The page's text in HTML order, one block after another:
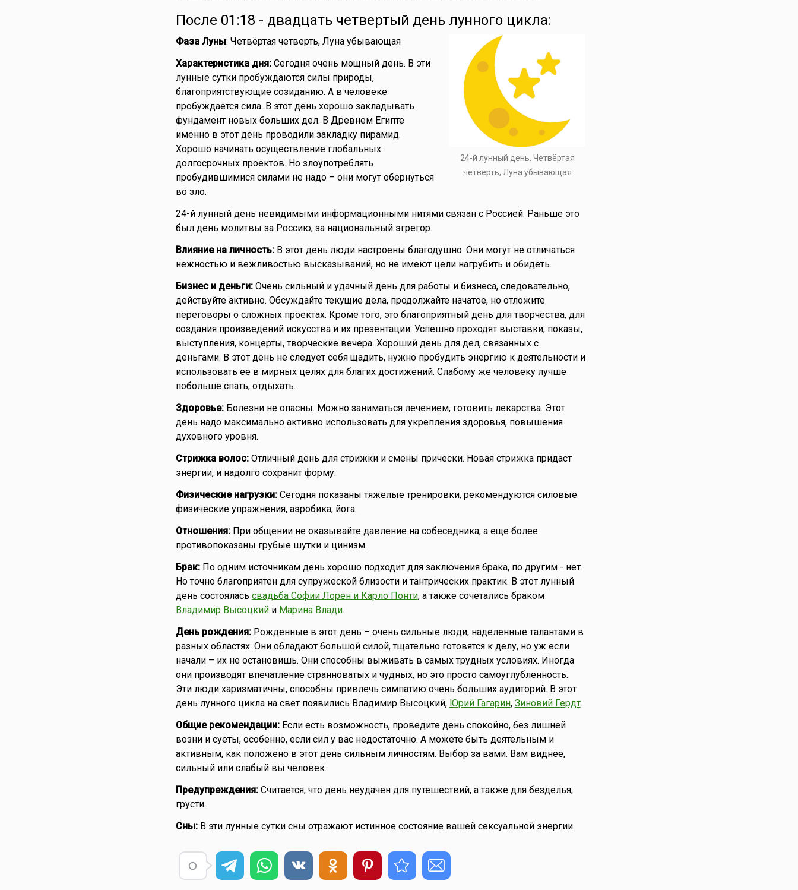
После 01:18 - двадцать четвертый день лунного цикла:
24-й лунный день. Четвёртая
четверть, Луна убывающая
Фаза Луны: Четвёртая четверть, Луна убывающая
Характеристика дня:Сегодня очень мощный день. В эти
лунные сутки пробуждаются силы природы,
благоприятствующие созиданию. А в человеке
пробуждается сила. В этот день хорошо закладывать
фундамент новых больших дел. В Древнем Египте
именно в этот день проводили закладку пирамид.
Хорошо начинать осуществление глобальных
долгосрочных проектов. Но злоупотреблять
пробудившимися силами не надо – они могут обернуться
во зло.
24-й лунный день невидимыми информационными нитями связан с Россией. Раньше это
был день молитвы за Россию, за национальный эгрегор.
Влияние на личность:В этот день люди настроены благодушно. Они могут не отличаться
нежностью и вежливостью высказываний, но не имеют цели нагрубить и обидеть.
Бизнес и деньги:Очень сильный и удачный день для работы и бизнеса, следовательно,
действуйте активно. Обсуждайте текущие дела, продолжайте начатое, но отложите
переговоры о сложных проектах. Кроме того, это благоприятный день для творчества, для
создания произведений искусства и их презентации. Успешно проходят выставки, показы,
выступления, концерты, творческие вечера. Хороший день для дел, связанных с
деньгами. В этот день не следует себя щадить, нужно пробудить энергию к деятельности и
использовать ее в мирных целях для благих достижений. Слабому же человеку лучше
побольше спать, отдыхать.
Здоровье:Болезни не опасны. Можно заниматься лечением, готовить лекарства. Этот
день надо максимально активно использовать для укрепления здоровья, повышения
духовного уровня.
Стрижка волос:Отличный день для стрижки и смены прически. Новая стрижка придаст
энергии, и надолго сохранит форму.
Физические нагрузки:Сегодня показаны тяжелые тренировки, рекомендуются силовые
физические упражнения, аэробика, йога.
Отношения:При общении не оказывайте давление на собеседника, а еще более
противопоказаны грубые шутки и цинизм.
Брак:По одним источникам день хорошо подходит для заключения брака, по другим - нет.
Но точно благоприятен для супружеской близости и тантрических практик. В этот лунный
день состоялась свадьба Софии Лорен и Карло Понти, а также сочетались браком
Владимир Высоцкийи Марина Влади.
День рождения:Рожденные в этот день – очень сильные люди, наделенные талантами в
разных областях. Они обладают большой силой, тщательно готовятся к делу, но уж если
начали – их не остановишь. Они способны выживать в самых трудных условиях. Иногда
они производят впечатление странноватых и чудных, но это просто самоуглубленность.
Эти люди харизматичны, способны привлечь симпатию очень больших аудиторий. В этот
день лунного цикла на свет появились Владимир Высоцкий, Юрий Гагарин, Зиновий Гердт.
Общие рекомендации:Если есть возможность, проведите день спокойно, без лишней
возни и суеты, особенно, если сил у вас недостаточно. А можете быть деятельным и
активным, как положено в этот день сильным личностям. Выбор за вами. Вам виднее,
сильный или слабый вы человек.
Предупреждения:Считается, что день неудачен для путешествий, а также для безделья,
грусти.
Сны:В эти лунные сутки сны отражают истинное состояние вашей сексуальной энергии.